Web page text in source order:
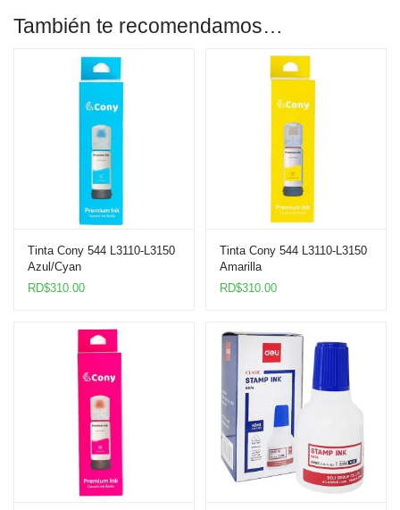
También te recomendamos…
Tinta Cony 544 L3110-L3150
Azul/Cyan
RD$310.00
Tinta Cony 544 L3110-L3150
Amarilla
RD$310.00